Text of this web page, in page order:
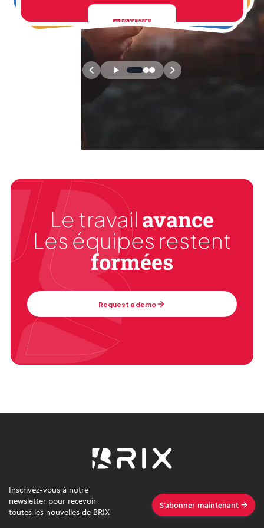
Le travail avance
Les équipes restent
formées
Request a demo
Inscrivez-vous à notre
newsletter pour recevoir
toutes les nouvelles de BRIX
S’abonner maintenant